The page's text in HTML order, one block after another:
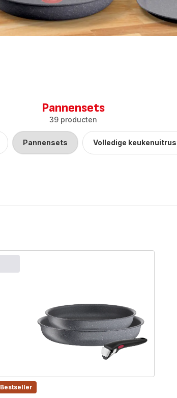
Pannensets
39 producten
Pannensets Volledige
Bestseller